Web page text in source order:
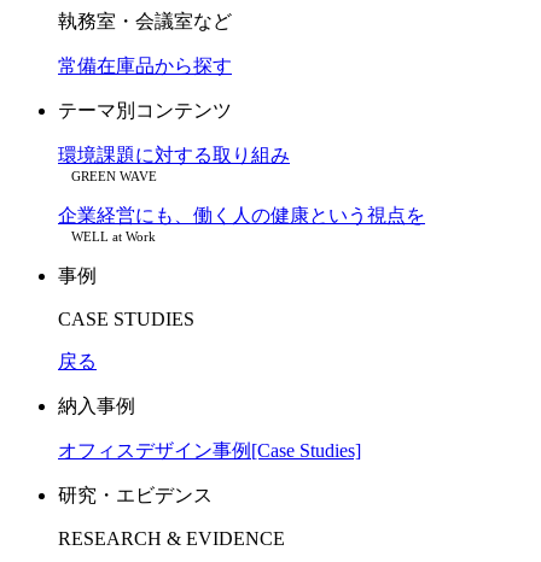
執務室・会議室など
常備在庫品から探す
テーマ別コンテンツ
環境課題に対する取り組み
GREEN WAVE
企業経営にも、働く人の健康という視点を
WELL at Work
事例
CASE STUDIES
戻る
納入事例
オフィスデザイン事例[Case Studies]
研究・エビデンス
RESEARCH & EVIDENCE